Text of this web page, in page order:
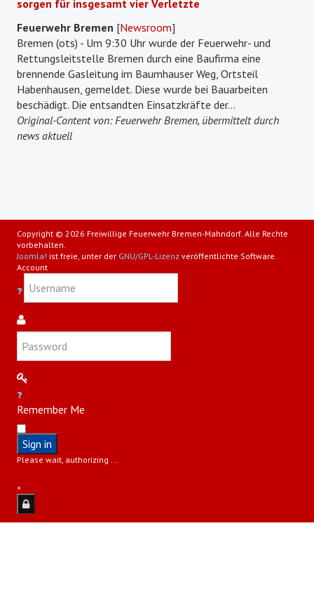
sorgen für insgesamt vier Verletzte
Feuerwehr Bremen [Newsroom]
Bremen (ots) - Um 9:30 Uhr wurde der Feuerwehr- und
Rettungsleitstelle Bremen durch eine Baufirma eine
brennende Gasleitung im Baumhauser Weg, Ortsteil
Habenhausen, gemeldet. Diese wurde bei Bauarbeiten
beschädigt. Die entsandten Einsatzkräfte der...
Original-Content von: Feuerwehr Bremen, übermittelt durch
news aktuell
Copyright © 2026 Freiwillige Feuerwehr Bremen-Mahndorf. Alle Rechte
vorbehalten.
Joomla! ist freie, unter der GNU/GPL-Lizenz veröffentlichte Software.
Account
Remember Me
Sign in
Please wait, authorizing ...
×